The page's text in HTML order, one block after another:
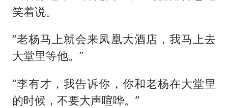
笑着说。
“老杨马上就会来凤凰大酒店，我马上去
大堂里等他。”
“李有才，我告诉你，你和老杨在大堂里
的时候，不要大声喧哗。”